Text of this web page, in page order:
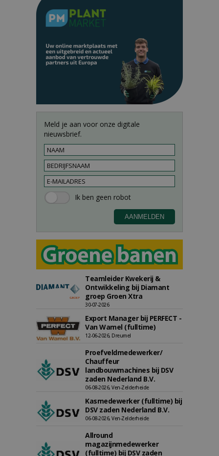
Meld je aan voor onze digitale
nieuwsbrief.
Teamleider Kwekerij &
Ontwikkeling bij Diamant
groep Groen Xtra
30-07-2026
Export Manager bij PERFECT -
Van Wamel (fulltime)
12-06-2026, Dreumel
Proefveldmedewerker/
Chauffeur
landbouwmachines bij DSV
zaden Nederland B.V.
06-08-2026, Ven-Zelderheide
Kasmedewerker (fulltime) bij
DSV zaden Nederland B.V.
06-08-2026, Ven-Zelderheide
Allround
magazijnmedewerker
(fulltime) bij DSV zaden